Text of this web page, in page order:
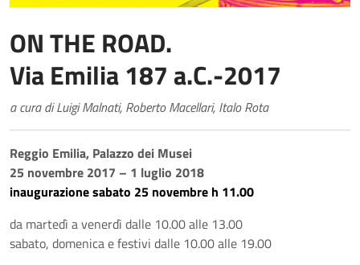
ON THE ROAD.
Via Emilia 187 a.C.-2017
a cura di Luigi Malnati, Roberto Macellari, Italo Rota
Reggio Emilia, Palazzo dei Musei
25 novembre 2017 – 1 luglio 2018
inaugurazionesabato 25 novembre h 11.00
da martedì a venerdì dalle 10.00 alle 13.00
sabato, domenica e festivi dalle 10.00 alle 19.00